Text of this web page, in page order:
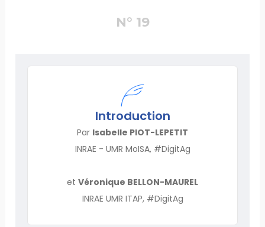
N° 19
Introduction
Par Isabelle PIOT-LEPETIT
INRAE - UMR MoISA, #DigitAg
et Véronique BELLON-MAUREL
INRAE UMR ITAP, #DigitAg